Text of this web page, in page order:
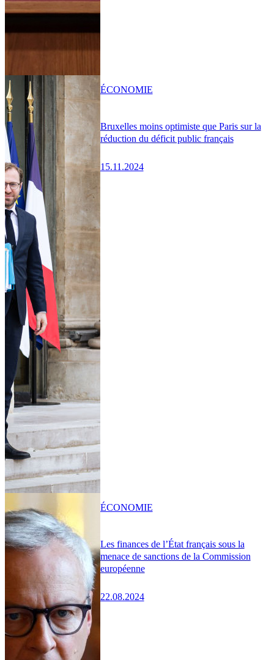
Bruxelles moins optimiste que Paris sur la
réduction du déficit public français
15.11.2024
ÉCONOMIE
Les finances de l’État français sous la
menace de sanctions de la Commission
européenne
22.08.2024
ÉCONOMIE